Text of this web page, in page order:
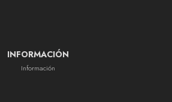
INFORMACIÓN
Información